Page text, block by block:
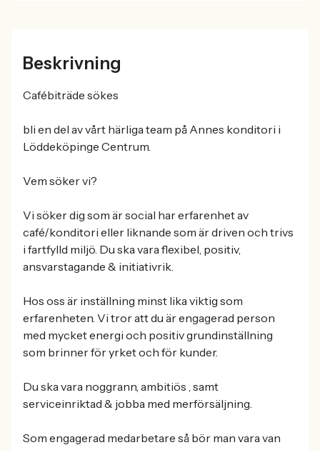
Beskrivning
Cafébiträde sökes
bli en del av vårt härliga team på Annes konditori i
Löddeköpinge Centrum.
Vem söker vi?
Vi söker dig som är social har erfarenhet av
café/konditori eller liknande som är driven och trivs
i fartfylld miljö. Du ska vara flexibel, positiv,
ansvarstagande & initiativrik.
Hos oss är inställning minst lika viktig som
erfarenheten. Vi tror att du är engagerad person
med mycket energi och positiv grundinställning
som brinner för yrket och för kunder.
Du ska vara noggrann, ambitiös , samt
serviceinriktad & jobba med merförsäljning.
Som engagerad medarbetare så bör man vara van